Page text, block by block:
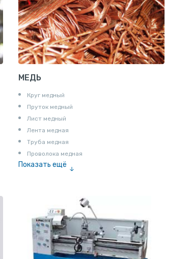
Пруток квадратный алюминиевый
Полоса алюминиевая
Пруток шестигранный алюминиевый
МЕДЬ
Круг медный
Пруток медный
Лист медный
Лента медная
Труба медная
Проволока медная
Показать ещё